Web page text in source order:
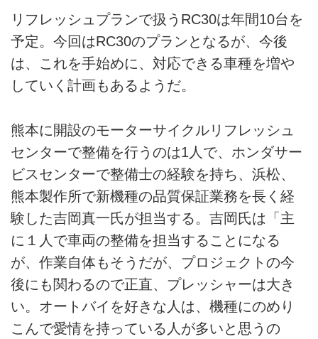
リフレッシュプランで扱うRC30は年間10台を
予定。今回はRC30のプランとなるが、今後
は、これを手始めに、対応できる車種を増や
していく計画もあるようだ。
熊本に開設のモーターサイクルリフレッシュ
センターで整備を行うのは1人で、ホンダサー
ビスセンターで整備士の経験を持ち、浜松、
熊本製作所で新機種の品質保証業務を長く経
験した吉岡真一氏が担当する。吉岡氏は「主
に１人で車両の整備を担当することになる
が、作業自体もそうだが、プロジェクトの今
後にも関わるので正直、プレッシャーは大き
い。オートバイを好きな人は、機種にのめり
こんで愛情を持っている人が多いと思うの